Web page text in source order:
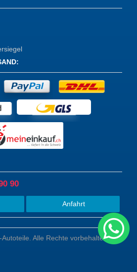
:
90
Anfahrt
Alle Rechte vorbehalten.